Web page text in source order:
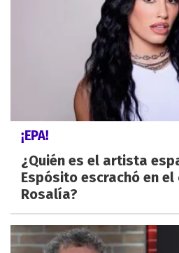
¡EPA!
¿Quién es el artista
Espósito escrachó en
Rosalía?